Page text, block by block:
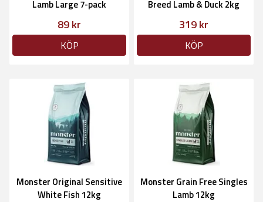
Lamb Large 7-pack
89 kr
KÖP
Breed Lamb & Duck 2kg
319 kr
KÖP
Monster Original Sensitive
White Fish 12kg
Monster Grain Free Singles
Lamb 12kg